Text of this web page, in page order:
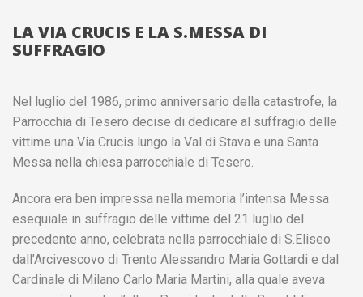
LA VIA CRUCIS E LA S.MESSA DI
SUFFRAGIO
Nel luglio del 1986, primo anniversario della catastrofe, la
Parrocchia di Tesero decise di dedicare al suffragio delle
vittime una Via Crucis lungo la Val di Stava e una Santa
Messa nella chiesa parrocchiale di Tesero.
Ancora era ben impressa nella memoria l’intensa Messa
esequiale in suffragio delle vittime del 21 luglio del
precedente anno, celebrata nella parrocchiale di S.Eliseo
dall’Arcivescovo di Trento Alessandro Maria Gottardi e dal
Cardinale di Milano Carlo Maria Martini, alla quale aveva